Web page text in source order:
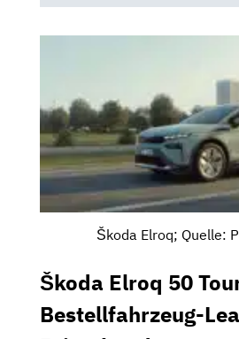
Škoda Elroq; Quelle:
Škoda Elroq 50
Bestellfahrzeug-